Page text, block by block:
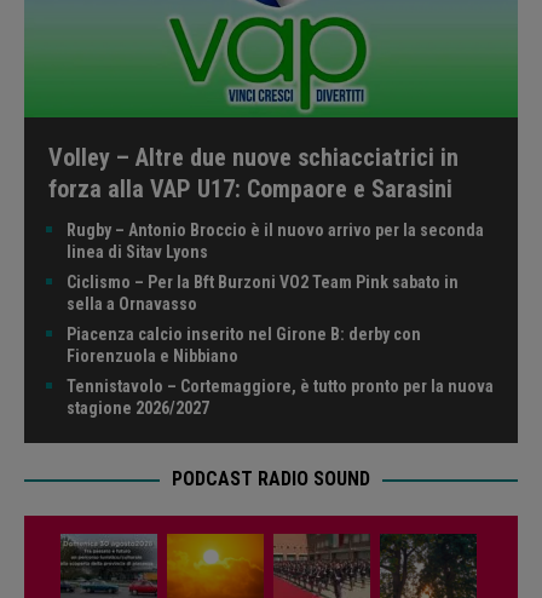
Volley – Altre due nuove schiacciatrici in
forza alla VAP U17: Compaore e Sarasini
Rugby – Antonio Broccio è il nuovo arrivo per la seconda
linea di Sitav Lyons
Ciclismo – Per la Bft Burzoni VO2 Team Pink sabato in
sella a Ornavasso
Piacenza calcio inserito nel Girone B: derby con
Fiorenzuola e Nibbiano
Tennistavolo – Cortemaggiore, è tutto pronto per la nuova
stagione 2026/2027
PODCAST RADIO SOUND